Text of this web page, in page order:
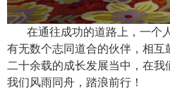
在通往成功的道路上，一个
有无数个志同道合的伙伴，相
二十余载的成长发展当中，在
我们风雨同舟，踏浪前行！